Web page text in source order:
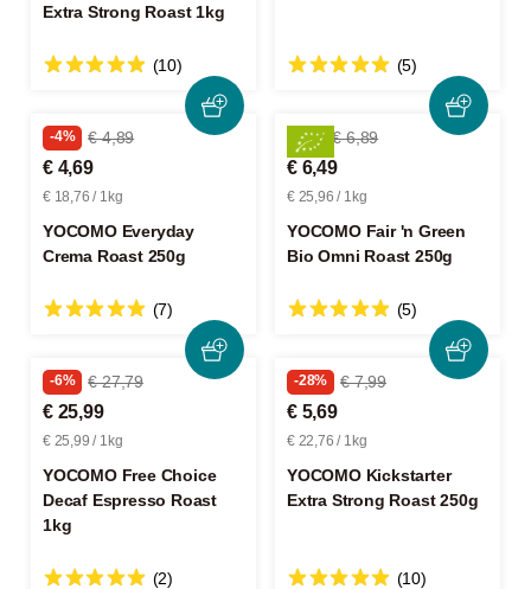
Extra Strong Roast 1kg
(10) (5)
-4% € 4,89
€ 4,69
€ 18,76 / 1kg
YOCOMO Everyday
Crema Roast 250g
(7)
-5% € 6,89
€ 6,49
€ 25,96 / 1kg
YOCOMO Fair 'n Green
Bio Omni Roast 250g
(5)
-6% € 27,79
€ 25,99
€ 25,99 / 1kg
YOCOMO Free Choice
Decaf Espresso Roast
1kg
(2)
-28% € 7,99
€ 5,69
€ 22,76 / 1kg
YOCOMO Kickstarter
Extra Strong Roast 250g
(10)